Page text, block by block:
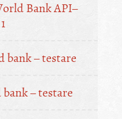
Bank API–
bank – testare
– testare